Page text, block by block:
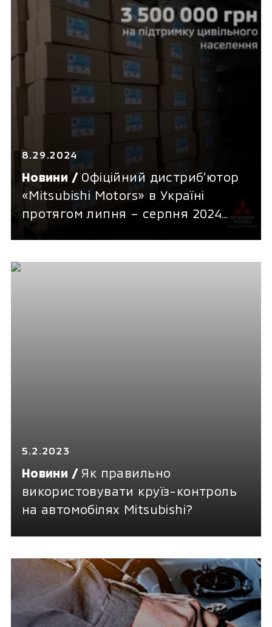
8.29.2024
Новини / Офіційний дистриб’ютор
«Mitsubishi Motors» в Україні
протягом липня – серпня 2024
5.2.2023
Новини / Як правильно
використовувати круїз-контроль
на автомобілях Mitsubishi?